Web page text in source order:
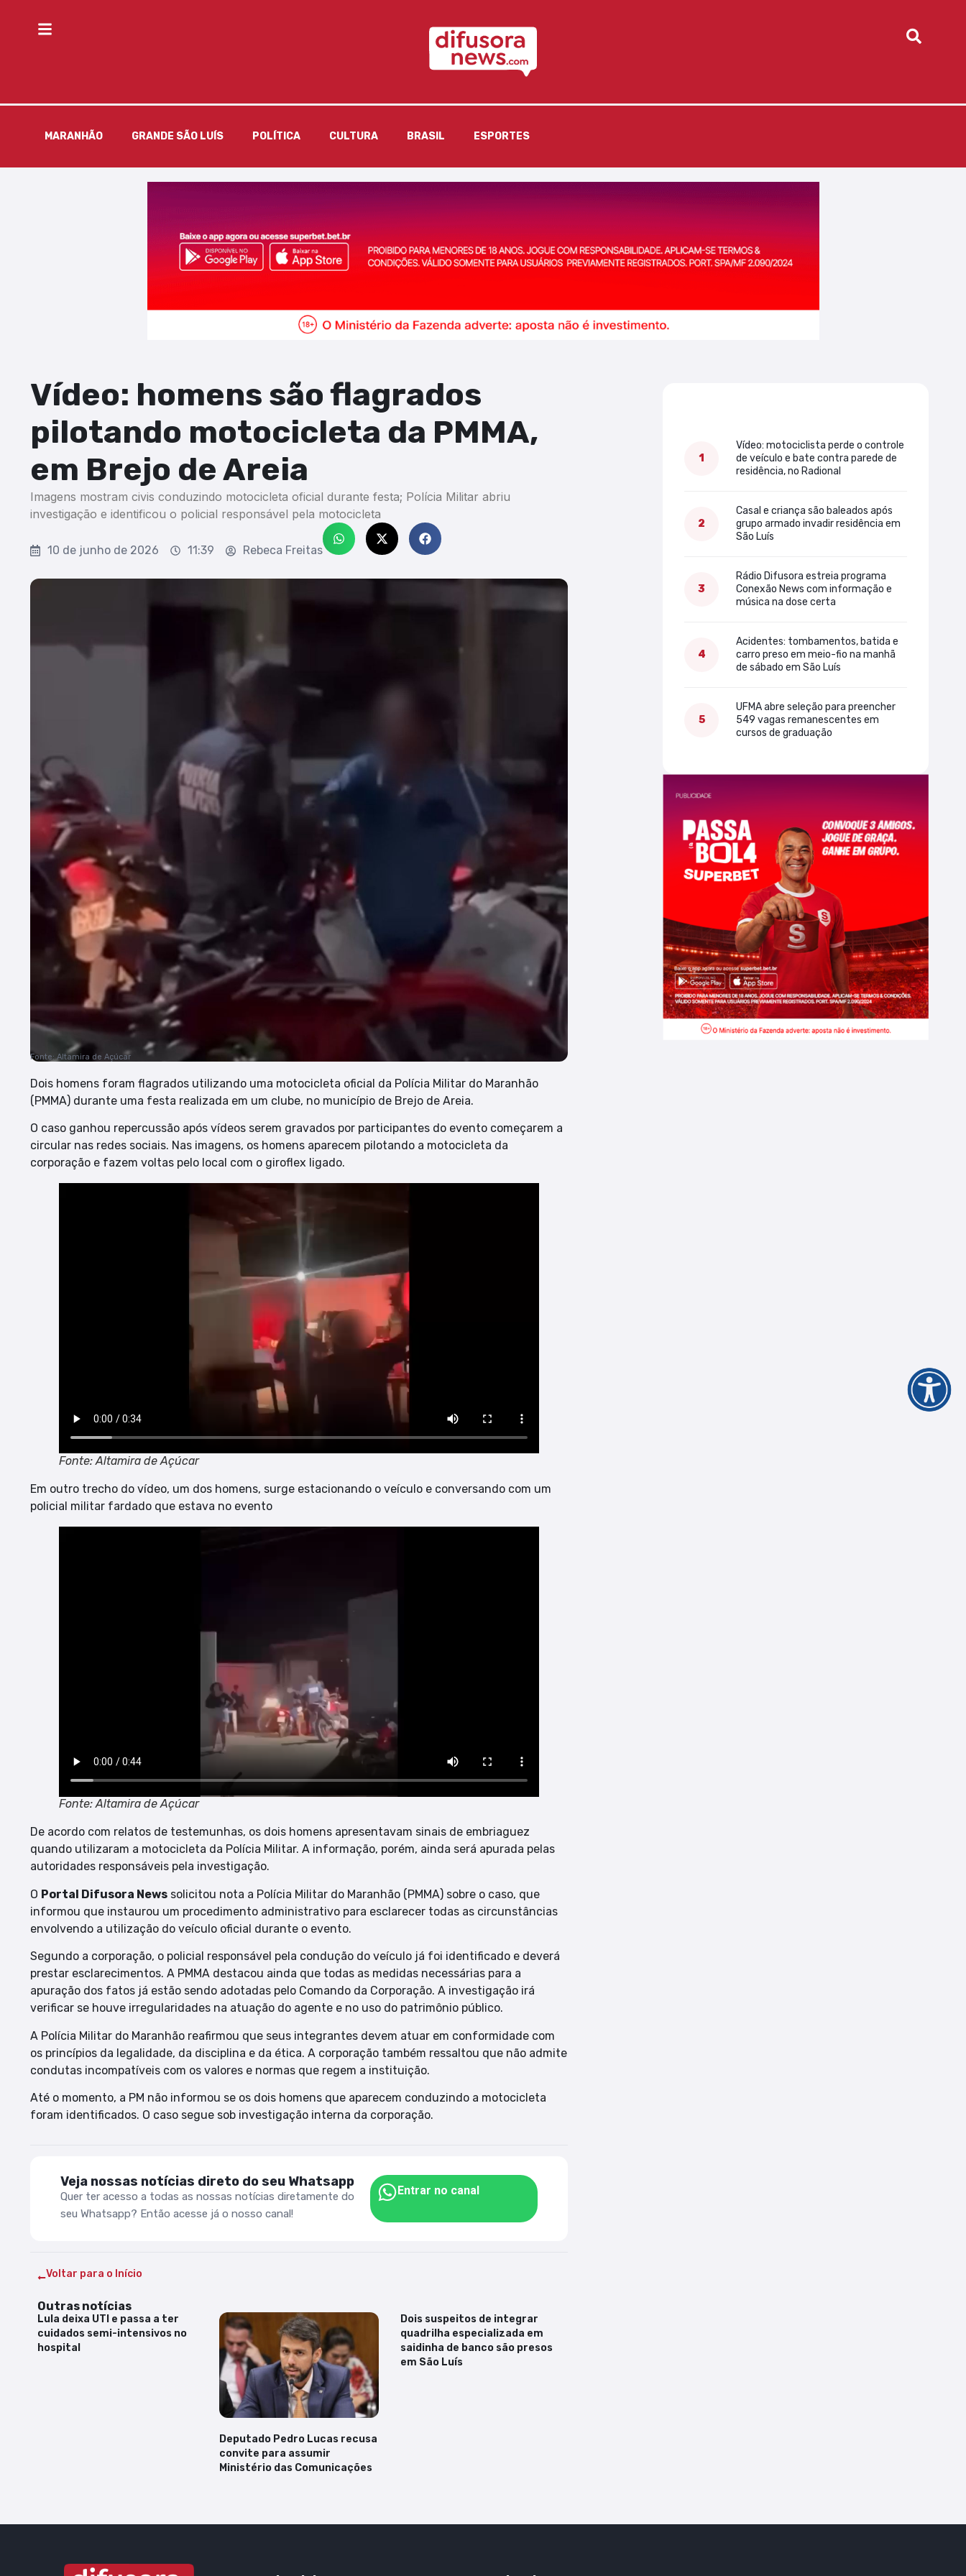
MARANHÃO GRANDE SÃO LUÍS POLÍTICA CULTURA BRASIL ESPORTES
Vídeo: homens são flagrados
pilotando motocicleta da PMMA,
em Brejo de Areia
Imagens mostram civis conduzindo motocicleta oficial durante festa; Polícia Militar abriu
investigação e identificou o policial responsável pela motocicleta
10 de junho de 2026 11:39 Rebeca Freitas
Fonte: Altamira de Açúcar
Dois homens foram flagrados utilizando uma motocicleta oficial da Polícia Militar do Maranhão
(PMMA) durante uma festa realizada em um clube, no município de Brejo de Areia.
O caso ganhou repercussão após vídeos serem gravados por participantes do evento começarem a
circular nas redes sociais. Nas imagens, os homens aparecem pilotando a motocicleta da
corporação e fazem voltas pelo local com o giroflex ligado.
Fonte: Altamira de Açúcar
Em outro trecho do vídeo, um dos homens, surge estacionando o veículo e conversando com um
policial militar fardado que estava no evento
Fonte: Altamira de Açúcar
De acordo com relatos de testemunhas, os dois homens apresentavam sinais de embriaguez
quando utilizaram a motocicleta da Polícia Militar. A informação, porém, ainda será apurada pelas
autoridades responsáveis pela investigação.
O Portal Difusora News solicitou nota a Polícia Militar do Maranhão (PMMA) sobre o caso, que
informou que instaurou um procedimento administrativo para esclarecer todas as circunstâncias
envolvendo a utilização do veículo oficial durante o evento.
Segundo a corporação, o policial responsável pela condução do veículo já foi identificado e deverá
prestar esclarecimentos. A PMMA destacou ainda que todas as medidas necessárias para a
apuração dos fatos já estão sendo adotadas pelo Comando da Corporação. A investigação irá
verificar se houve irregularidades na atuação do agente e no uso do patrimônio público.
A Polícia Militar do Maranhão reafirmou que seus integrantes devem atuar em conformidade com
os princípios da legalidade, da disciplina e da ética. A corporação também ressaltou que não admite
condutas incompatíveis com os valores e normas que regem a instituição.
Até o momento, a PM não informou se os dois homens que aparecem conduzindo a motocicleta
foram identificados. O caso segue sob investigação interna da corporação.
Veja nossas notícias direto do seu Whatsapp
Quer ter acesso a todas as nossas notícias diretamente do
seu Whatsapp? Então acesse já o nosso canal!
Entrar no canal
Voltar para o Início
Outras notícias
Lula deixa UTI e passa a ter
cuidados semi-intensivos no
hospital
Deputado Pedro Lucas recusa
convite para assumir
Ministério das Comunicações
Dois suspeitos de integrar
quadrilha especializada em
saidinha de banco são presos
em São Luís
Vídeo: motociclista perde o controle
de veículo e bate contra parede de
residência, no Radional
Casal e criança são baleados após
grupo armado invadir residência em
São Luís
Rádio Difusora estreia programa
Conexão News com informação e
música na dose certa
Acidentes: tombamentos, batida e
carro preso em meio-fio na manhã
de sábado em São Luís
UFMA abre seleção para preencher
549 vagas remanescentes em
cursos de graduação